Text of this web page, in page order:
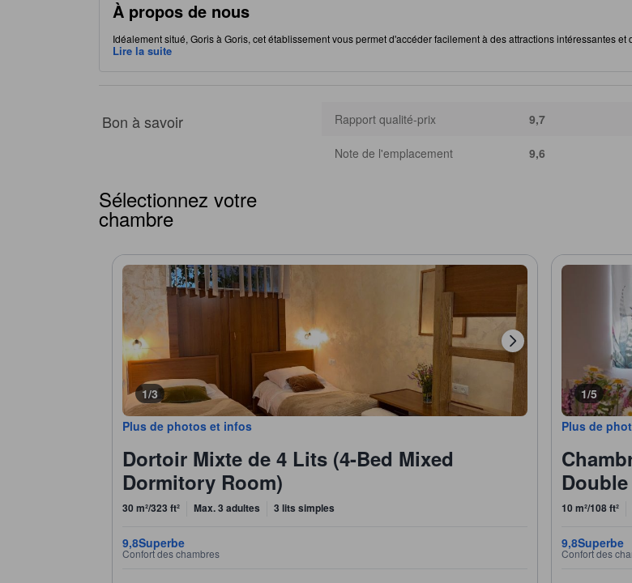
À propos de nous
Idéalement situé, Goris à Goris, cet établissement vous permet d'accéder facilement à des attractions intéressantes et
d'options de restauration pour satisfaire votre appétit.
Lire la suite
Bon à savoir Rapport qualité-prix 9,7
Note de l'emplacement 9,6
Sélectionnez votre
chambre
1/3
Plus de photos et infos
Dortoir Mixte de 4 Lits (4-Bed Mixed
Dormitory Room)
30 m²/323 ft² Max. 3 adultes 3 lits simples
9,8Superbe
Confort des chambres
1/5
Plus de
10 m²/108 ft²
9,8Superbe
Confort des